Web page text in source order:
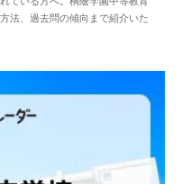
法、過去問の傾向まで紹介いた